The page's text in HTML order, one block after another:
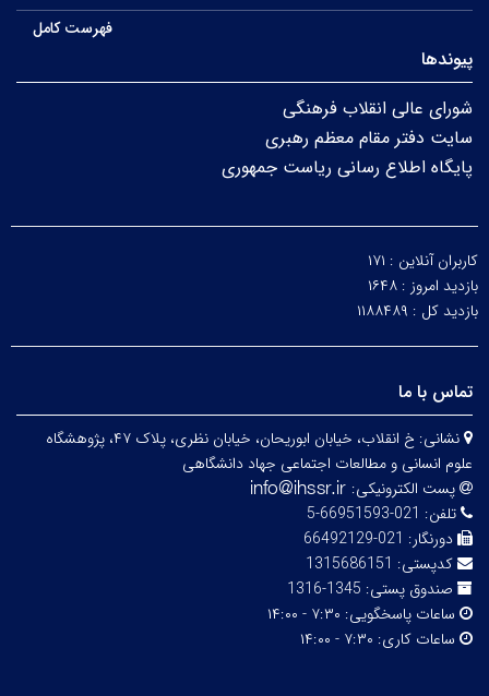
فهرست کامل
پیوندها
شورای عالی انقلاب فرهنگی
سایت دفتر مقام معظم رهبری
پایگاه اطلاع رسانی ریاست جمهوری
کاربران آنلاین : ۱۷۱
بازدید امروز : ۱۶۴۸
بازدید کل : ۱۱۸۸۴۸۹
تماس با ما
نشانی:
خ انقلاب، خیابان ابوریحان، خیابان نظری، پلاک ۴۷، پژوهشگاه
علوم انسانی و مطالعات اجتماعی جهاد دانشگاهی
پست الکترونیکی:
تلفن: 021-66951593-5
دورنگار: 021-66492129
کدپستی: 1315686151
صندوق پستی: 1345-1316
ساعات پاسخگویی: ۷:۳۰ - ۱۴:۰۰
ساعات کاری: ۷:۳۰ - ۱۴:۰۰